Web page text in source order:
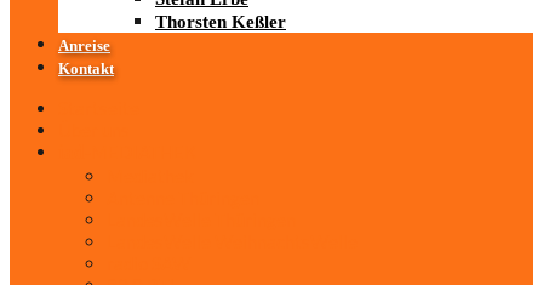
Thorsten Keßler
Anreise
Kontakt